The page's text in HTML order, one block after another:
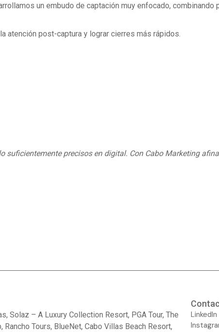
un embudo de captación muy enfocado, combinando
atención post-captura y lograr cierres más rápidos.
suficientemente precisos en digital. Con Cabo Marketing
Solaz – A Luxury Collection Resort, PGA Tour, The
Rancho Tours, BlueNet, Cabo Villas Beach Resort,
LinkedIn